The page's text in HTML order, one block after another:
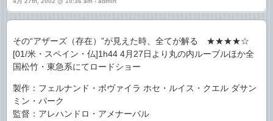
その“アザーズ（存在）”が見えた時、全てが解る ★★★★☆
[01/米・スペイン・仏]1h44 4月27日より丸の内ルーブルほか全
国松竹・東急系にてロードショー
製作：フェルナンド・ボヴァイラ ホセ・ルイス・クエル ダサン
ミン・パーク
監督：アレハンドロ・アメナーバル